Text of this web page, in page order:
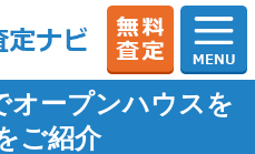
オープンハウスを
ご紹介